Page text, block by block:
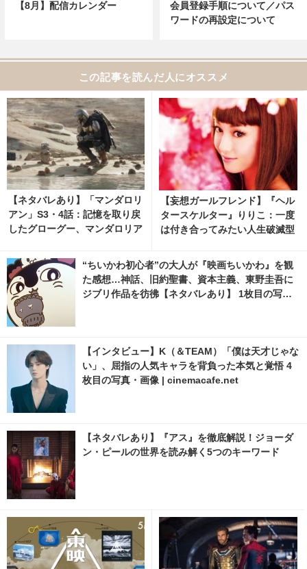
【8月】配信カレンダー
会員登録手順について／パス
ワードの再設定について
この記事を読んだ人にオススメ
【ネタバレあり】「マンダロリ
アン」S3・4話：記憶を取り戻
したグローグー、マンダロリア
【妄想ガールフレンド】『ヘル
タースケルター』りりこ：一度
は付き合ってみたい人生破滅型
“ちいかわ初心者”の大人が『映画ちいかわ』を観
た感想…神話、旧約聖書、資本主義、東野圭吾に
ジブリ作品を彷彿【ネタバレあり】 1枚目の写
【インタビュー】K（＆TEAM）「僕は天才じゃな
い」、屈指の人気キャラを背負った本気と覚悟 4
枚目の写真・画像 | cinemacafe.net
【ネタバレあり】『アス』を徹底解説！ジョーダ
ン・ピールの世界を読み解く5つのキーワード